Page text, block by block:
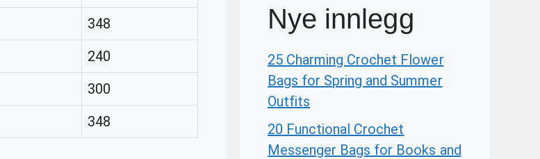
348
240
300
348
Nye innlegg
25 Charming Crochet Flower
Bags for Spring and Summer
Outfits
20 Functional Crochet
Messenger Bags for Books and